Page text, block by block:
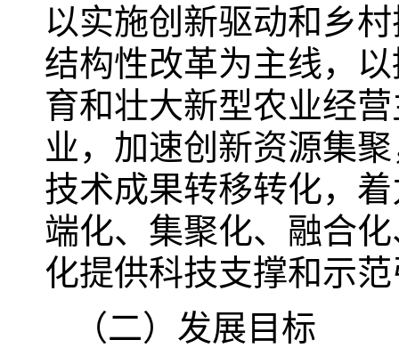
以实施创新驱动和乡
结构性改革为主线，
育和壮大新型农业经
业，加速创新资源集
技术成果转移转化，
端化、集聚化、融合
化提供科技支撑和示
（二）发展目标